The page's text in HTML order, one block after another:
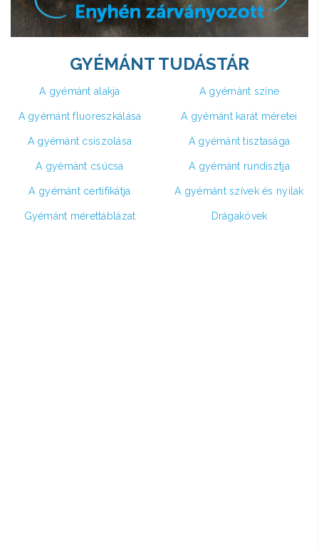
GYÉMÁNT TUDÁSTÁR
A gyémánt alakja A gyémánt színe
A gyémánt fluoreszkálása A gyémánt karát méretei
A gyémánt csiszolása A gyémánt tisztasága
A gyémánt csúcsa A gyémánt rundisztja
A gyémánt certifikátja A gyémánt szívek és nyilak
Gyémánt mérettáblázat Drágakövek